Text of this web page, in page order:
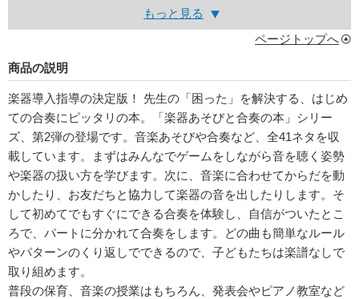
もっと見る
ページトップへ
商品の説明
楽器導入指導の決定版！ 先生の「困った」を解決する、はじめ
ての合奏にピッタリの本。「楽器あそびと合奏の本」シリー
ズ、第2弾の登場です。音楽あそびや合奏など、全41ネタを収
載しています。まずはみんなでゲームをしながら音を聴く姿勢
や楽器の扱い方を学びます。次に、音楽に合わせてからだを動
かしたり、お友だちと協力して楽器の音を出したりします。そ
して初めてでもすぐにできる合奏を体験し、自信がついたとこ
ろで、パートに分かれて合奏をします。どの曲も簡単なルール
やパターンのくり返しでできるので、子どもたちは楽譜なしで
取り組めます。
普段の保育、音楽の授業はもちろん、発表会やピアノ教室など